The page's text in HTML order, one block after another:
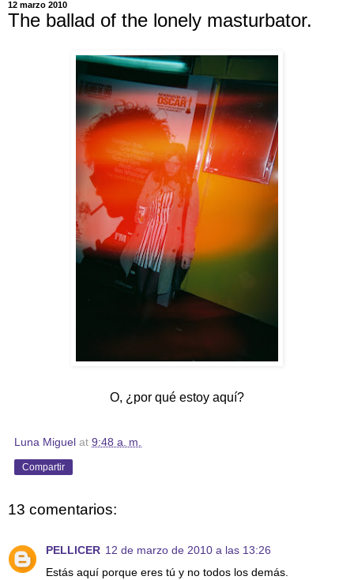
12 marzo 2010
The ballad of the lonely masturbator.
O, ¿por qué estoy aquí?
Luna Miguel at 9:48 a. m.
Compartir
13 comentarios:
PELLICER 12 de marzo de 2010 a las 13:26
Estás aquí porque eres tú y no todos los demás.